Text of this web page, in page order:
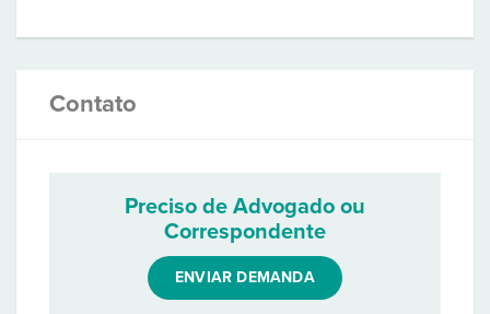
Contato
Preciso de Advogado ou
Correspondente
ENVIAR DEMANDA